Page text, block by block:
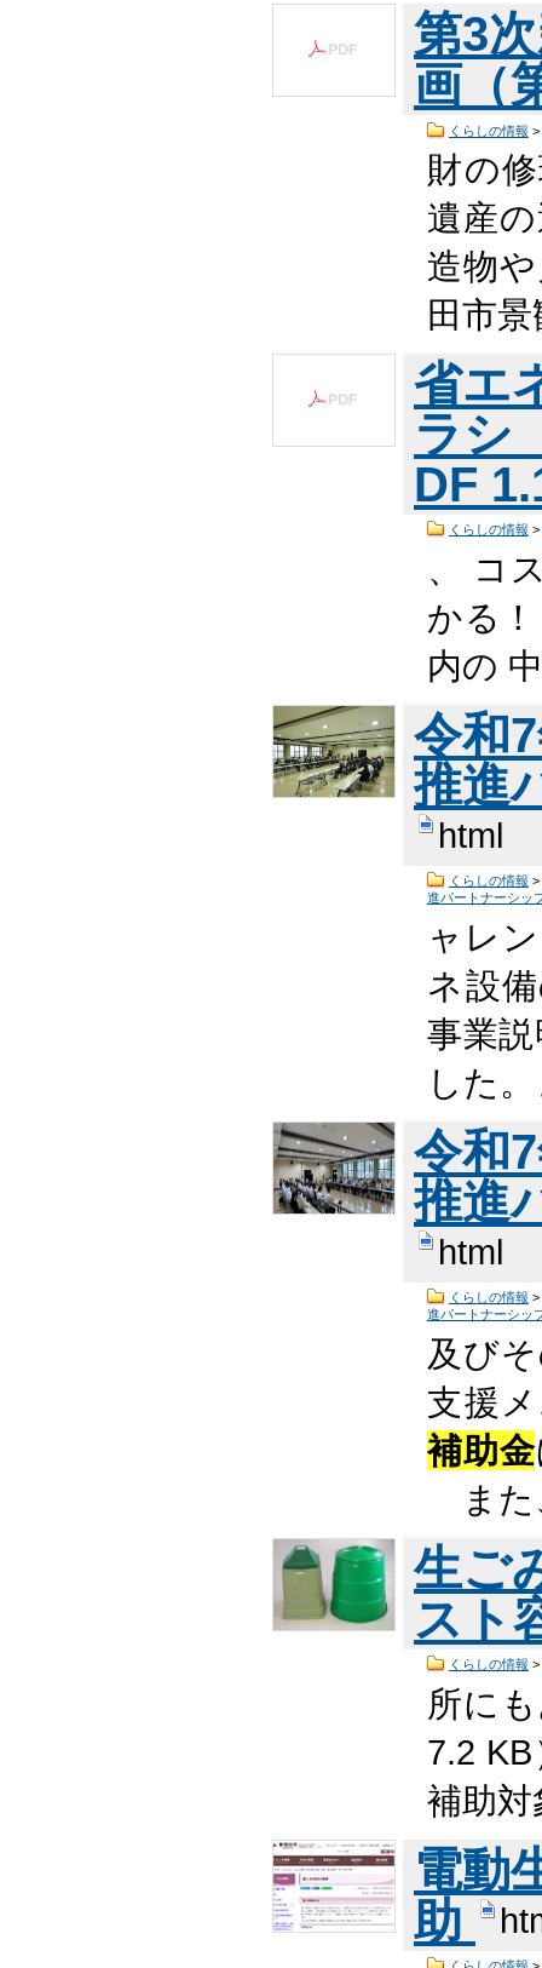
第3
画（
くらしの情報 >
財の
遺産
造物
田市
省エ
ラシ
DF
くらしの情報 >
、 コ
かる
内の
令和
推進
html
くらしの情報 >
進パートナーシッ
ャレ
ネ設
事業
した
令和
推進
html
くらしの情報 >
進パートナーシッ
及び
支援
補助金
また
生ご
スト
くらしの情報 >
所に
7.2
補助
電動
助